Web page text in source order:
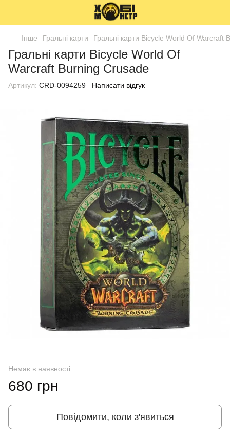
Інше Гральні карти Гральні карти Bicycle World Of Warcraft
Гральні карти Bicycle World Of
Warcraft Burning Crusade
Артикул: CRD-0094259 Написати відгук
Немає в наявності
680 грн
Повідомити, коли з'явиться